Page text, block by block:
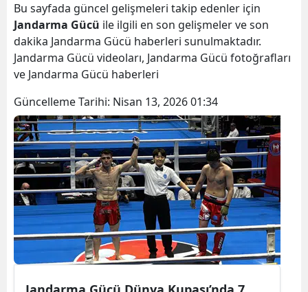
Bu sayfada güncel gelişmeleri takip edenler için
Jandarma Gücü ile ilgili en son gelişmeler ve son
dakika Jandarma Gücü haberleri sunulmaktadır.
Jandarma Gücü videoları, Jandarma Gücü fotoğrafları
ve Jandarma Gücü haberleri
Güncelleme Tarihi: Nisan 13, 2026 01:34